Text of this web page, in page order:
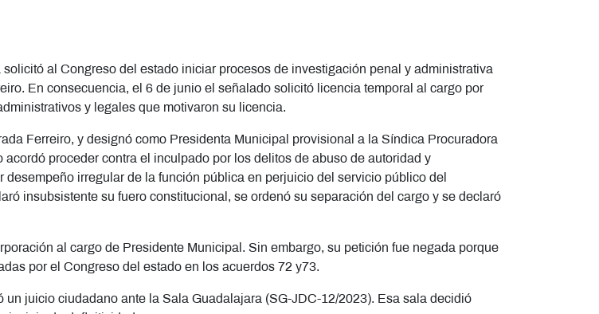
al Congreso del estado iniciar procesos de investigación penal y administrativa
En consecuencia, el 6 de junio el señalado solicitó licencia temporal al cargo por
y legales que motivaron su licencia.
Ferreiro, y designó como Presidenta Municipal provisional a la Síndica Procuradora
proceder contra el inculpado por los delitos de abuso de autoridad y
irregular de la función pública en perjuicio del servicio público del
insubsistente su fuero constitucional, se ordenó su separación del cargo y se declaró
al cargo de Presidente Municipal. Sin embargo, su petición fue negada porque
por el Congreso del estado en los acuerdos 72 y73.
un juicio ciudadano ante la Sala Guadalajara (SG-JDC-12/2023). Esa sala decidió